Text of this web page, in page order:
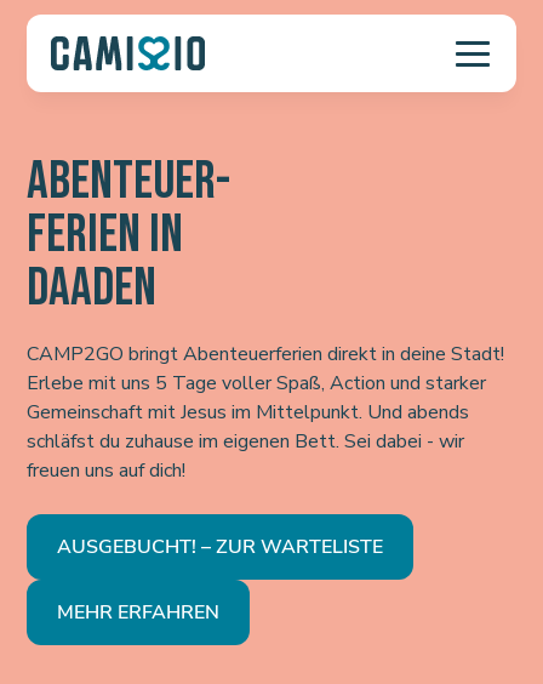
ABENTEUER-
FERIEN IN
DAADEN
CAMP2GO bringt Abenteuerferien direkt in deine Stadt!
Erlebe mit uns 5 Tage voller Spaß, Action und starker
Gemeinschaft mit Jesus im Mittelpunkt. Und abends
schläfst du zuhause im eigenen Bett. Sei dabei - wir
freuen uns auf dich!
AUSGEBUCHT! – ZUR WARTELISTE
MEHR ERFAHREN